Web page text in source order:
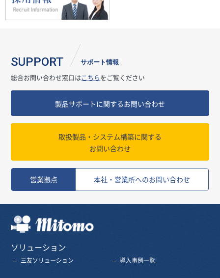
SUPPORT サポート情報
総合お問い合わせ窓口はこちらをご覧ください
製品サポートに関するお問い合わせ
取扱製品・システム構築に関する
お問い合わせ
営業拠点 本社・営業所へのお問い合わせ
ソリューション
三友ソリューション 導入事例一覧